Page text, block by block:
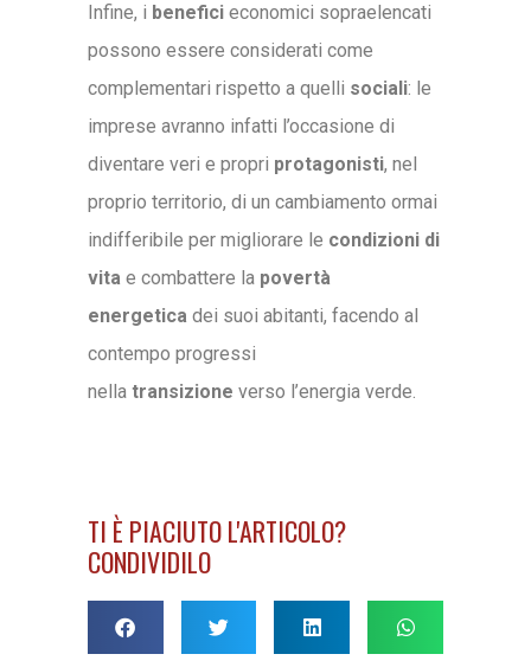
Infine, i beneficieconomici sopraelencati
possono essere considerati come
complementari rispetto a quelli sociali: le
imprese avranno infatti l’occasione di
diventare veri e propri protagonisti, nel
proprio territorio, di un cambiamento ormai
indifferibile per migliorare le condizioni di
vita e combattere la povertà
energeticadei suoi abitanti, facendo al
contempo progressi
nella transizione verso l’energia verde.
TI È PIACIUTO L'ARTICOLO?
CONDIVIDILO